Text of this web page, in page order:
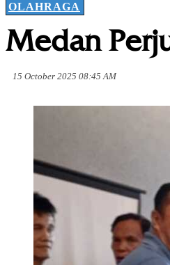
OLAHRAGA
Medan
15 October 2025 08:45 AM